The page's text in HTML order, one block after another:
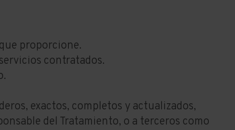
proporcione.
contratados.
exactos, completos y actualizados,
del Tratamiento, o a terceros como